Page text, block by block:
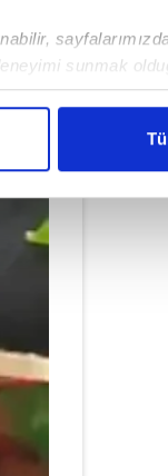
sunmak
reklamların
hedefli reklamlar
kişilere ait
bilgi toplumu
kişiselleştirilmesi
dahilinde
Çerezlere
Metnimizi
.